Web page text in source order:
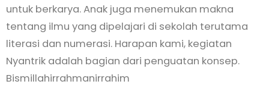
untuk berkarya. Anak juga menemukan makna
tentang ilmu yang dipelajari di sekolah terutama
literasi dan numerasi. Harapan kami, kegiatan
Nyantrik adalah bagian dari penguatan konsep.
Bismillahirrahmanirrahim